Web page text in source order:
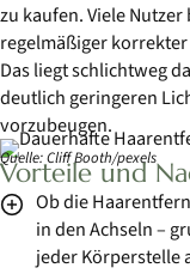
zu kaufen. Viele
regelmäßiger
Das liegt schlichtweg
deutlich geringeren
vorzubeugen.
Quelle: Cliff Booth/pexels
Vorteile und
Ob die
in den Achseln –
jeder Körperstelle